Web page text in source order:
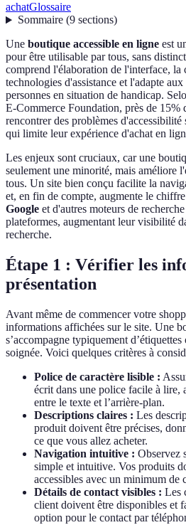
achatGlossaire
Sommaire(9 sections)
Une boutique accessible en ligne est
pour être utilisable par tous, sans
comprend l'élaboration de l'interface, la
technologies d'assistance et l'adapte
personnes en situation de handicap.
E-Commerce Foundation, près de 15%
rencontrer des problèmes
qui limite leur expérience d'achat en
Les enjeux sont cruciaux, car une
seulement une minorité, mais améliore
tous. Un site bien conçu facilite la
et, en fin de compte, augmente le
Google et d'autres moteurs de
plateformes, augmentant leur visibilité
recherche.
Étape 1 : Vérifier les
présentation
Avant même de commencer votre
informations affichées sur le site. Une
s’accompagne typiquement
soignée. Voici quelques critères à
Police de caractère lisible :
écrit dans une police facile à lire,
entre le texte et l’arrière-plan.
Descriptions claires : Les
produit doivent être précises,
ce que vous allez acheter.
Navigation intuitive : Observez
simple et intuitive. Vos produits
accessibles avec un minimum de
Détails de contact visibles : Les
client doivent être disponibles et
option pour le contact par